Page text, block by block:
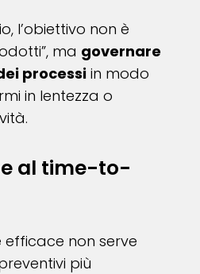
l’obiettivo non è
ma governare
processiin modo
in lentezza o
al time-to-
non serve
più